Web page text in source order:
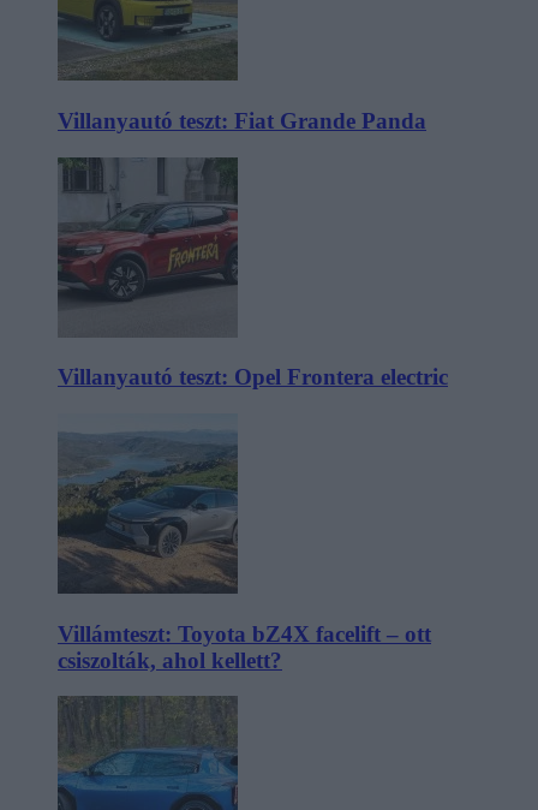
Villanyautó teszt: Fiat Grande Panda
Villanyautó teszt: Opel Frontera electric
Villámteszt: Toyota bZ4X facelift – ott
csiszolták, ahol kellett?